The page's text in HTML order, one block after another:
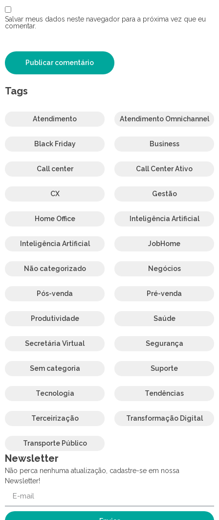
Salvar meus dados neste navegador para a próxima vez que eu
comentar.
Tags
Atendimento Atendimento Omnichannel
Black Friday Business
Call center Call Center Ativo
CX Gestão
Home Office Inteligência Artificial
Inteligência Artificial JobHome
Não categorizado Negócios
Pós-venda Pré-venda
Produtividade Saúde
Secretária Virtual Segurança
Sem categoria Suporte
Tecnologia Tendências
Terceirização Transformação Digital
Transporte Público
Newsletter
Não perca nenhuma atualização, cadastre-se em nossa
Newsletter!